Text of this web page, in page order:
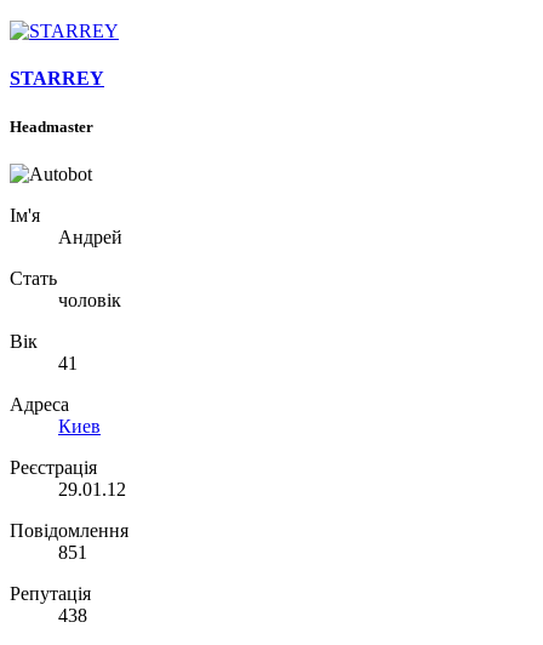
STARREY
Headmaster
Ім'я
Андрей
Стать
чоловік
Вік
41
Адреса
Киев
Реєстрація
29.01.12
Повідомлення
851
Репутація
438